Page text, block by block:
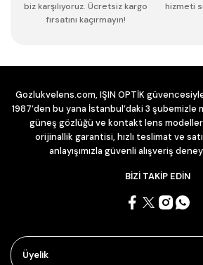
biz karşılıyoruz. Ücretsiz kargo
fırsatını kaçırmayın!
hizmeti
Gozlukvelens.com, IŞIN OPTİK
1987’den bu yana İstanbul’daki 3
güneş gözlüğü ve kontakt lens
orijinallik garantisi, hızlı teslimat ve
anlayışımızla güvenli alışveriş
BİZİ TAKİP EDİN
Üyelik